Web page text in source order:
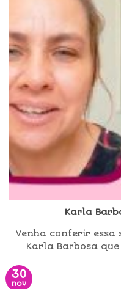
Karla
Venha conferir essa
Karla Barbosa
30
nov